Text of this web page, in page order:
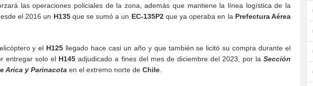
las operaciones policiales de la zona, además que mantiene la línea logística de la
el 2016 un H135que se sumó a un EC-135P2que ya operaba en la Prefectura Aérea
y el H125 llegado hace casi un año y que también se licitó su compra durante el
entregar solo el H145 adjudicado a fines del mes de diciembre del 2023, por laSección
Arica y Parinacota en el extremo norte de Chile.